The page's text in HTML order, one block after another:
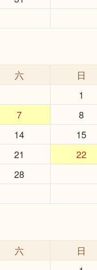
六
日
1
7
8
14
15
21
22
28
六
日